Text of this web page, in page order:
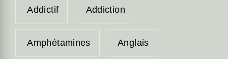
Addictif Addiction
Amphétamines Anglais